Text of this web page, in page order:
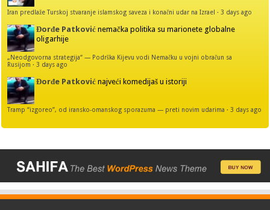
Iran predlaže Turskoj stvaranje islamskog saveza i konačni udar na Izrael ·3 days ago
Đorđe Patković nemačka politika su marionete globalne
oligarhije
„Neodgovorna strategija“ — Podrška Kijevu vodi Nemačku u vojni obračun sa
Rusijom ·3 days ago
Đorđe Patković najveći komedijaš u istoriji
Tramp “izgoreo”, od iransko-omanskog sporazuma — preti novim udarima ·3 days ago